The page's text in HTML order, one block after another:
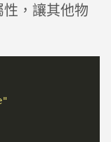
，讓其他物